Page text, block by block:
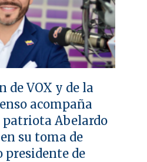
de VOX y de la
acompaña
patriota Abelardo
su toma de
presidente de